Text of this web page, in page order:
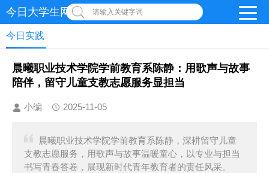
今日大学生网-【官网】请输入关键字词
今日实践
晨曦职业技术学院学前教育系陈静：用歌声与故事
陪伴，留守儿童支教志愿服务显担当
小编 2025-11-05
晨曦职业技术学院学前教育系陈静，深耕留守儿童
支教志愿服务，用歌声与故事温暖童心，以专业与担当
书写青春答卷，展现新时代青年教育者的责任风采。